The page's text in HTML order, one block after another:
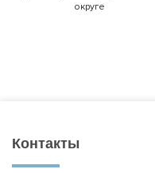
округе
Контакты